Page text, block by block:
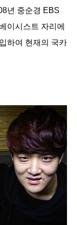
년 중순경 EBS
이시스트 자리에
하여 현재의 국카